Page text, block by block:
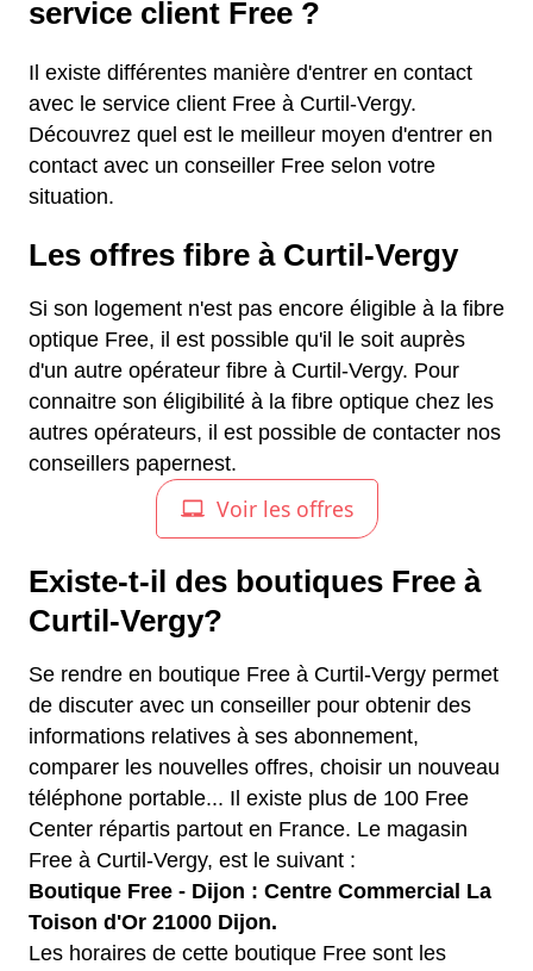
service client Free ?
Il existe différentes manière d'entrer en contact
avec le service client Free à Curtil-Vergy.
Découvrez quel est le meilleur moyen d'entrer en
contact avec un conseiller Free selon votre
situation.
Les offres fibre à Curtil-Vergy
Si son logement n'est pas encore éligible à la fibre
optique Free, il est possible qu'il le soit auprès
d'un autre opérateur fibre à Curtil-Vergy. Pour
connaitre son éligibilité à la fibre optique chez les
autres opérateurs, il est possible de contacter nos
conseillers papernest.
Existe-t-il des boutiques Free à
Curtil-Vergy?
Se rendre en boutique Free à Curtil-Vergy permet
de discuter avec un conseiller pour obtenir des
informations relatives à ses abonnement,
comparer les nouvelles offres, choisir un nouveau
téléphone portable... Il existe plus de 100 Free
Center répartis partout en France. Le magasin
Free à Curtil-Vergy, est le suivant :
Boutique Free - Dijon : Centre Commercial La
Toison d'Or 21000 Dijon.
Les horaires de cette boutique Free sont les